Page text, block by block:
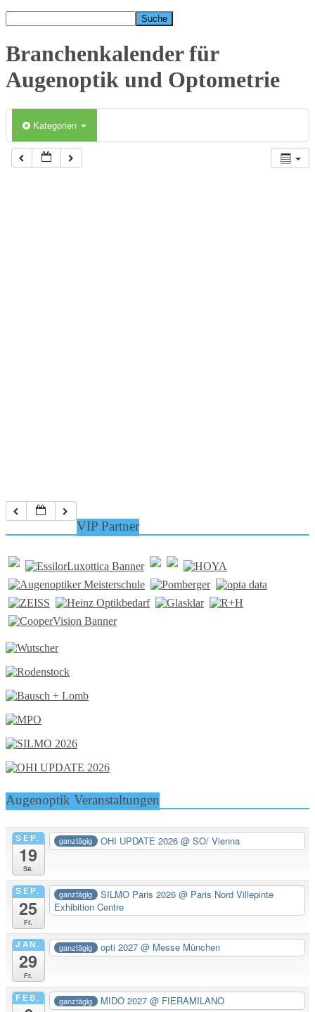
Branchenkalender für
Augenoptik und Optometrie
Kategorien
VIP Partner
Augenoptik Veranstaltungen
SEP.
19
Sa.
ganztägig OHI UPDATE 2026@ SO/ Vienna
SEP.
25
Fr.
ganztägig SILMO Paris 2026@ Paris Nord Villepinte
Exhibition Centre
JAN.
29
Fr.
ganztägig opti 2027@ Messe München
FEB. ganztägig MIDO 2027@ FIERAMILANO